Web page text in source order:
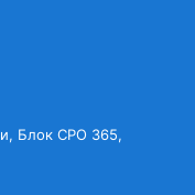
ПОГОЛОВЬЯ
Блок CPO 365,